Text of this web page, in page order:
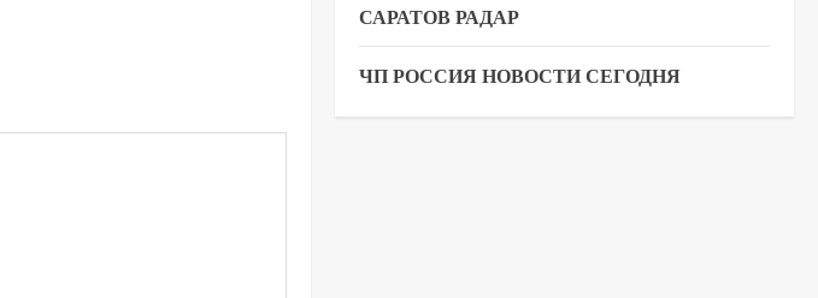
САРАТОВ РАДАР
ЧП РОССИЯ НОВОСТИ СЕГОДНЯ